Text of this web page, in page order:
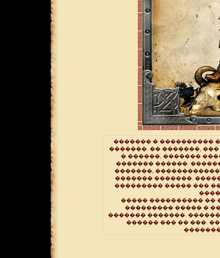
������� � ����������
�������. �� �������,
� ������, �������
������� ������.
�������,
������� �������.
��������� ����� ���
����� ���������� ��
��������� ����� �
������� �������.
������ ��� �� ���.